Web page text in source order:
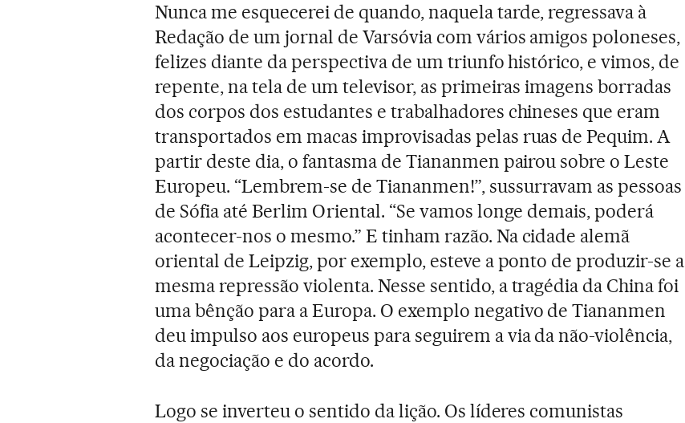
Nunca me esquecerei de quando, naquela tarde, regressava à
Redação de um jornal de Varsóvia com vários amigos poloneses,
felizes diante da perspectiva de um triunfo histórico, e vimos, de
repente, na tela de um televisor, as primeiras imagens borradas
dos corpos dos estudantes e trabalhadores chineses que eram
transportados em macas improvisadas pelas ruas de Pequim. A
partir deste dia, o fantasma de Tiananmen pairou sobre o Leste
Europeu. “Lembrem-se de Tiananmen!”, sussurravam as pessoas
de Sófia até Berlim Oriental. “Se vamos longe demais, poderá
acontecer-nos o mesmo.” E tinham razão. Na cidade alemã
oriental de Leipzig, por exemplo, esteve a ponto de produzir-se a
mesma repressão violenta. Nesse sentido, a tragédia da China foi
uma bênção para a Europa. O exemplo negativo de Tiananmen
deu impulso aos europeus para seguirem a via da não-violência,
da negociação e do acordo.
Logo se inverteu o sentido da lição. Os líderes comunistas